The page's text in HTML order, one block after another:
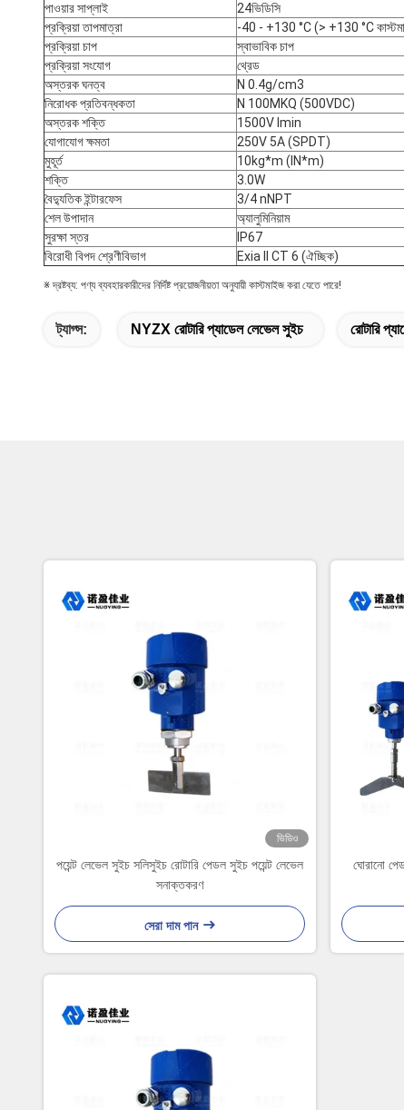
পাওয়ার সাপ্লাই
24ভিডিসি
প্রক্রিয়া তাপমাত্রা
-40 - +130 °C (> +130 °C
প্রক্রিয়া চাপ
স্বাভাবিক চাপ
প্রক্রিয়া সংযোগ
থ্রেড
অস্তরক ঘনত্ব
N 0.4g/cm3
নিরোধক প্রতিবন্ধকতা
N 100MKQ (500VDC)
অস্তরক শক্তি
1500V lmin
যোগাযোগ ক্ষমতা
250V 5A (SPDT)
মুহূর্ত
10kg*m (lN*m)
শক্তি
3.0W
বৈদ্যুতিক ইন্টারফেস
3/4 nNPT
শেল উপাদান
অ্যালুমিনিয়াম
সুরক্ষা স্তর
IP67
বিরোধী বিপদ শ্রেণীবিভাগ
Exia II CT 6 (ঐচ্ছিক)
※ দ্রষ্টব্য: পণ্য ব্যবহারকারীদের নির্দিষ্ট প্রয়োজনীয়তা অনুযায়ী কাস্টমাইজ করা যেতে পারে!
ট্যাগ্স: NYZX রোটারি প্যাডেল লেভেল সুইচ রোটারি
ভিডিও
পয়েন্ট লেভেল সুইচ সলিসুইচ রোটারি পেডল সুইচ পয়েন্ট লেভেল
সনাক্তকরণ
সেরা দাম পান
ঘোরানো